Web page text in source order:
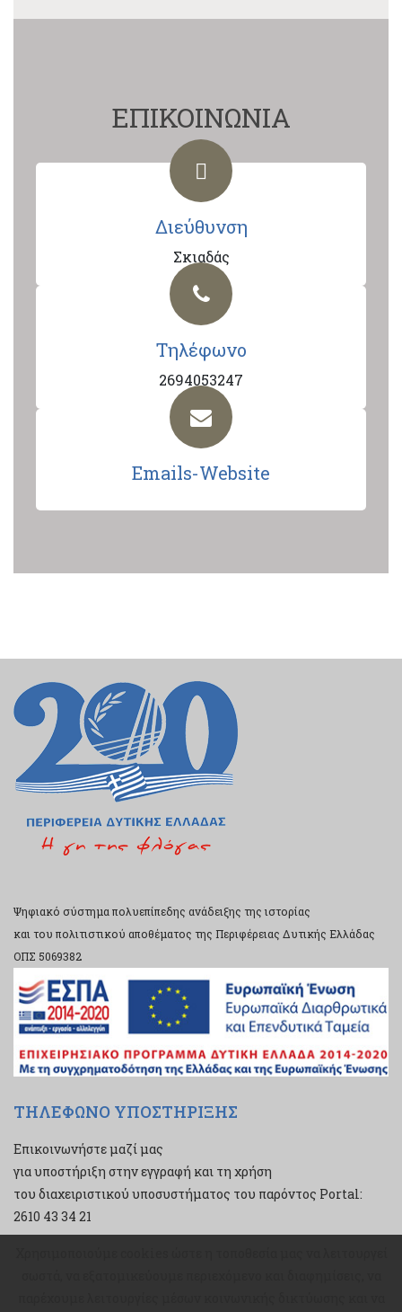
ΕΠΙΚΟΙΝΩΝΙΑ
Διεύθυνση
Σκιαδάς
Τηλέφωνο
2694053247
Emails-Website
Ψηφιακό σύστημα πολυεπίπεδης ανάδειξης της ιστορίας
και του πολιτιστικού αποθέματος της Περιφέρειας Δυτικής Ελλάδας
ΟΠΣ 5069382
ΤΗΛΕΦΩΝΟ ΥΠΟΣΤΗΡΙΞΗΣ
Επικοινωνήστε μαζί μας
για υποστήριξη στην εγγραφή και τη χρήση
του διαχειριστικού υποσυστήματος του παρόντος Portal:
2610 43 34 21